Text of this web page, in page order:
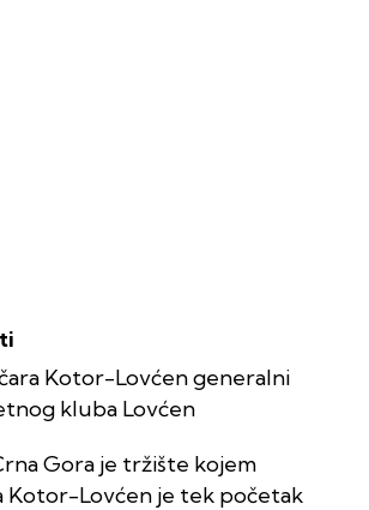
Kotor-Lovćen generalni
kluba Lovćen
Gora je tržište kojem
Kotor-Lovćen je tek početak